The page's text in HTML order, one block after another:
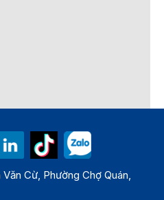
Cừ, Phường Chợ Quán,